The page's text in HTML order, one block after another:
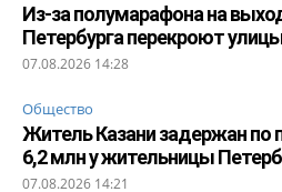
Из-за полумарафона на
Петербурга перекроют
07.08.2026 14:28
Общество
Житель Казани задержан по
6,2 млн у жительницы
07.08.2026 14:21